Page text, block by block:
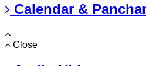
Calendar &
Close